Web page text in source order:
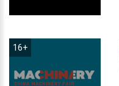
16+